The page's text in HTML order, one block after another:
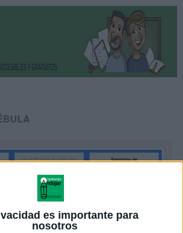
es importante para
nosotros